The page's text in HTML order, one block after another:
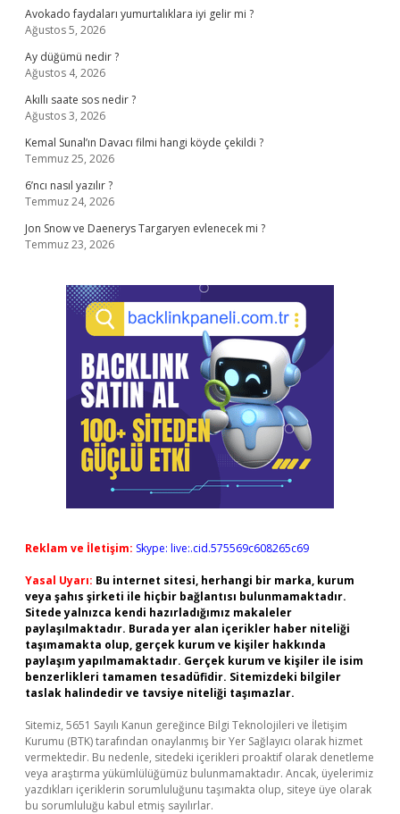
Avokado faydaları yumurtalıklara iyi gelir mi ?
Ağustos 5, 2026
Ay düğümü nedir ?
Ağustos 4, 2026
Akıllı saate sos nedir ?
Ağustos 3, 2026
Kemal Sunal’ın Davacı filmi hangi köyde çekildi ?
Temmuz 25, 2026
6’ncı nasıl yazılır ?
Temmuz 24, 2026
Jon Snow ve Daenerys Targaryen evlenecek mi ?
Temmuz 23, 2026
Reklam ve İletişim: Skype: live:.cid.575569c608265c69
Yasal Uyarı: Bu internet sitesi, herhangi bir marka, kurum
veya şahıs şirketi ile hiçbir bağlantısı bulunmamaktadır.
Sitede yalnızca kendi hazırladığımız makaleler
paylaşılmaktadır. Burada yer alan içerikler haber niteliği
taşımamakta olup, gerçek kurum ve kişiler hakkında
paylaşım yapılmamaktadır. Gerçek kurum ve kişiler ile isim
benzerlikleri tamamen tesadüfidir. Sitemizdeki bilgiler
taslak halindedir ve tavsiye niteliği taşımazlar.
Sitemiz, 5651 Sayılı Kanun gereğince Bilgi Teknolojileri ve İletişim
Kurumu (BTK) tarafından onaylanmış bir Yer Sağlayıcı olarak hizmet
vermektedir. Bu nedenle, sitedeki içerikleri proaktif olarak denetleme
veya araştırma yükümlülüğümüz bulunmamaktadır. Ancak, üyelerimiz
yazdıkları içeriklerin sorumluluğunu taşımakta olup, siteye üye olarak
bu sorumluluğu kabul etmiş sayılırlar.